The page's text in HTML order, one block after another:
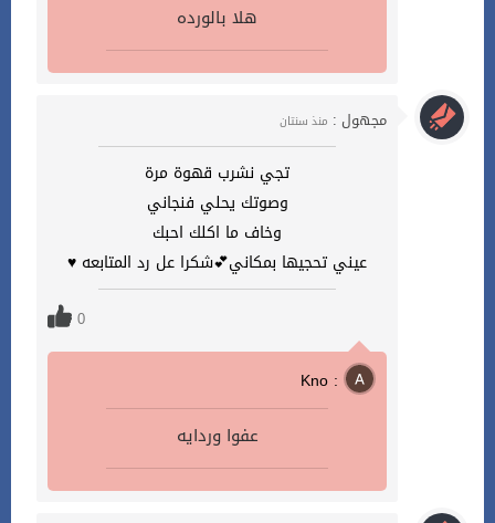
هلا بالورده
مجهول : منذ سنتان
تجي نشرب قهوة مرة
وصوتك يحلي فنجاني
وخاف ما اكلك احبك
عيني تحجيها بمكاني💕شكرا عل رد المتابعه ♥
0
Kno :
عفوا وردايه